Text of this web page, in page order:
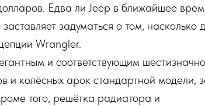
Едва ли Jeep в ближайшее
задуматься о том, насколько
Wrangler.
и соответствующим
и колёсных арок стандартной модели,
того, решётка радиатора и